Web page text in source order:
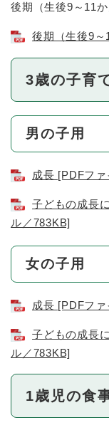
後期（生後9～11か
後期（生後9
3歳の子育
男の子用
成長 [PDFフ
子どもの成長
ル／783KB]
女の子用
成長 [PDFフ
子どもの成長
ル／783KB]
1歳児の食